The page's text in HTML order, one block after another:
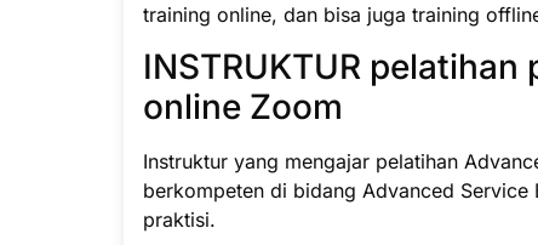
training online, dan bisa juga training
INSTRUKTUR
online Zoom
Instruktur yang mengajar pelatihan
berkompeten di bidang Advanced
praktisi.